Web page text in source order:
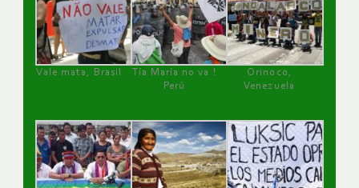
Vale mata, Brasil
Tía María no va !
Perú
Orinoco,
Venezuela